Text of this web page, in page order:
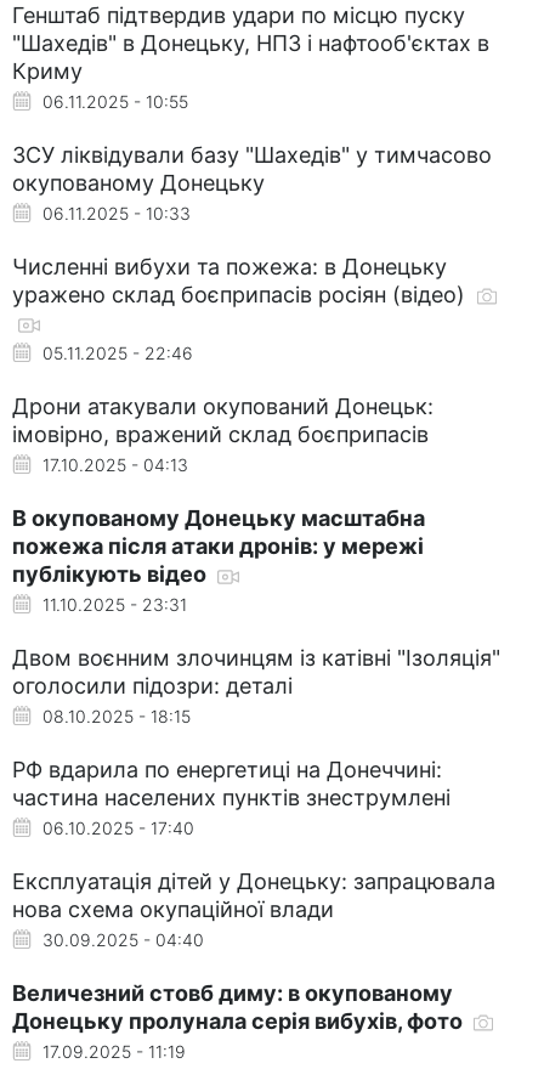
Генштаб підтвердив удари по місцю пуску
"Шахедів" в Донецьку, НПЗ і нафтооб'єктах в
Криму
06.11.2025 - 10:55
ЗСУ ліквідували базу "Шахедів" у тимчасово
окупованому Донецьку
06.11.2025 - 10:33
Численні вибухи та пожежа: в Донецьку
уражено склад боєприпасів росіян (відео)
05.11.2025 - 22:46
Дрони атакували окупований Донецьк:
імовірно, вражений склад боєприпасів
17.10.2025 - 04:13
В окупованому Донецьку масштабна
пожежа після атаки дронів: у мережі
публікують відео
11.10.2025 - 23:31
Двом воєнним злочинцям із катівні "Ізоляція"
оголосили підозри: деталі
08.10.2025 - 18:15
РФ вдарила по енергетиці на Донеччині:
частина населених пунктів знеструмлені
06.10.2025 - 17:40
Експлуатація дітей у Донецьку: запрацювала
нова схема окупаційної влади
30.09.2025 - 04:40
Величезний стовб диму: в окупованому
Донецьку пролунала серія вибухів, фото
17.09.2025 - 11:19